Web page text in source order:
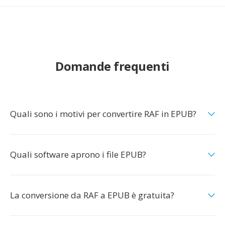
Domande frequenti
Quali sono i motivi per convertire RAF in EPUB?
Quali software aprono i file EPUB?
La conversione da RAF a EPUB è gratuita?